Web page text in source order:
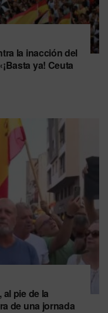
la inacción del
ya! Ceuta
pie de la
de una jornada